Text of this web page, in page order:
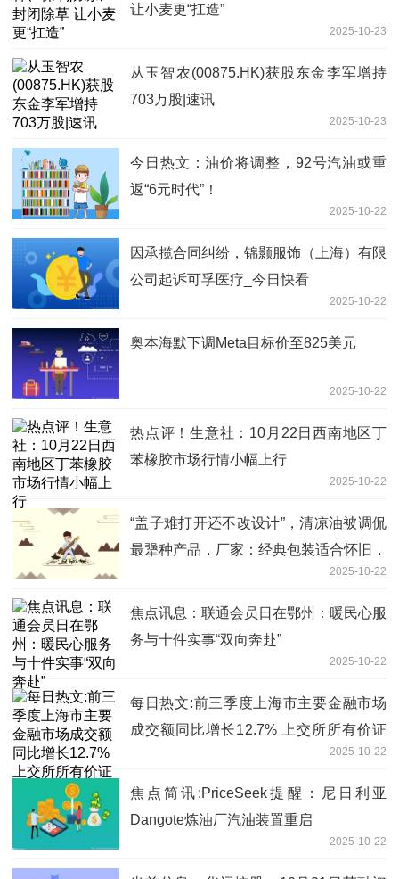
让小麦更“扛造”
2025-10-23
从玉智农(00875.HK)获股东金李军增持
703万股|速讯
2025-10-23
今日热文：油价将调整，92号汽油或重
返“6元时代”！
2025-10-22
因承揽合同纠纷，锦颢服饰（上海）有限
公司起诉可孚医疗_今日快看
2025-10-22
奥本海默下调Meta目标价至825美元
2025-10-22
热点评！生意社：10月22日西南地区丁
苯橡胶市场行情小幅上行
2025-10-22
“盖子难打开还不改设计”，清凉油被调侃
最犟种产品，厂家：经典包装适合怀旧，
2025-10-22
焦点讯息：联通会员日在鄂州：暖民心服
务与十件实事“双向奔赴”
2025-10-22
每日热文:前三季度上海市主要金融市场
成交额同比增长12.7% 上交所所有价证
2025-10-22
焦点简讯:PriceSeek提醒：尼日利亚
Dangote炼油厂汽油装置重启
2025-10-22